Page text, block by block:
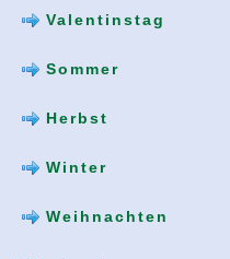
Valentinstag
Sommer
Herbst
Winter
Weihnachten